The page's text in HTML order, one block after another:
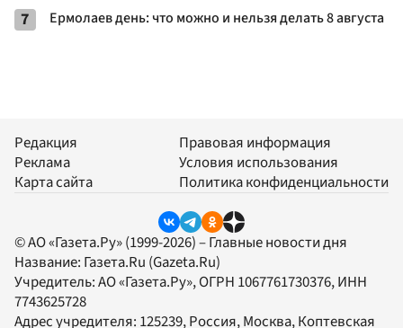
7 Ермолаев день: что можно и нельзя делать 8 августа
Редакция
Реклама
Карта сайта
Правовая информация
Условия использования
Политика конфиденциальности
© АО «Газета.Ру» (1999-2026) – Главные новости дня
Название: Газета.Ru (Gazeta.Ru)
Учредитель:АО «Газета.Ру», ОГРН 1067761730376, ИНН
7743625728
Адрес учредителя: 125239, Россия, Москва, Коптевская